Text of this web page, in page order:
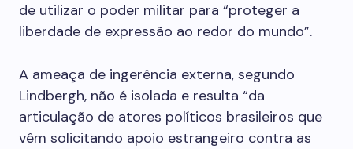
de utilizar o poder militar para “proteger a
liberdade de expressão ao redor do mundo”.
A ameaça de ingerência externa, segundo
Lindbergh, não é isolada e resulta “da
articulação de atores políticos brasileiros que
vêm solicitando apoio estrangeiro contra as